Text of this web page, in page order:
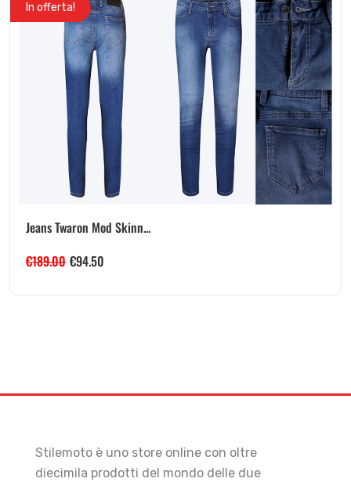
In offerta!
Jeans Twaron Mod Skinn...
€189.00 €94.50
Stilemoto è uno store online con oltre
diecimila prodotti del mondo delle due